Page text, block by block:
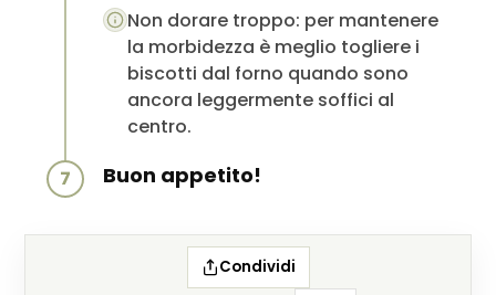
Non dorare troppo: per mantenere
la morbidezza è meglio togliere i
biscotti dal forno quando sono
ancora leggermente soffici al
centro.
7 Buon appetito!
Condividi